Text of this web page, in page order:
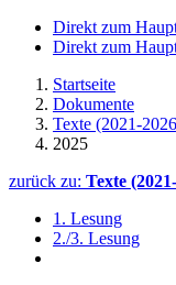
Direkt zum
Direkt zum
Startseite
Dokumente
Texte (2021-
2025
zurück zu: Texte
1. Lesung
2./3. Lesung